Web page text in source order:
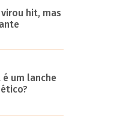
virou hit, mas
um lanche